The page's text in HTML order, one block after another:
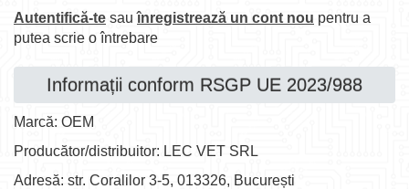
Autentifică-te sauînregistrează un cont nou pentru a
putea scrie o întrebare
Informații conform RSGP UE 2023/988
Marcă: OEM
Producător/distribuitor: LEC VET SRL
Adresă: str. Coralilor 3-5, 013326, București